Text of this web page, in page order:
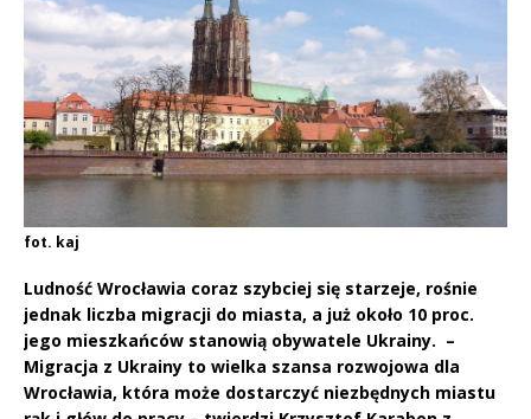
fot. kaj
Ludność Wrocławia coraz szybciej się starzeje, rośnie
jednak liczba migracji do miasta, a już około 10 proc.
jego mieszkańców stanowią obywatele Ukrainy. –
Migracja z Ukrainy to wielka szansa rozwojowa dla
Wrocławia, która może dostarczyć niezbędnych miastu